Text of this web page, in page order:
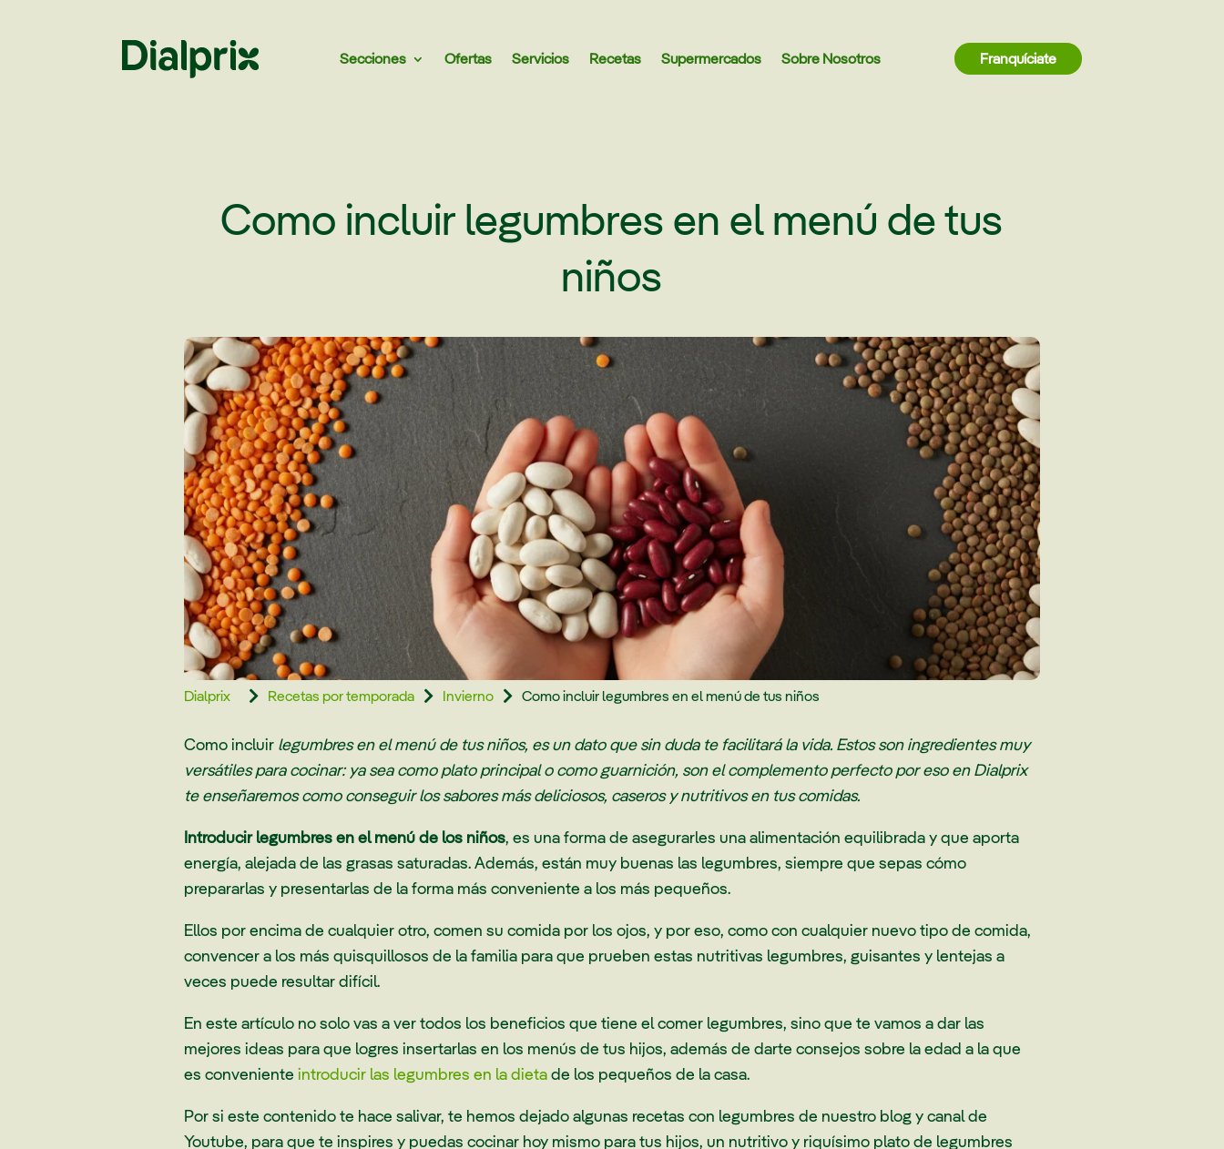
Secciones Ofertas Servicios Recetas Supermercados Sobre Nosotros Franquíciate
Como incluir legumbres en el menú de tus
niños
Dialprix  Recetas por temporada  Invierno  Como incluir legumbres en el menú de tus niños
Como incluir legumbres en el menú de tus niños, es un dato que sin duda te facilitará la vida. Estos son ingredientes muy
versátiles para cocinar: ya sea como plato principal o como guarnición, son el complemento perfecto por eso en Dialprix
te enseñaremos como conseguir los sabores más deliciosos, caseros y nutritivos en tus comidas.
Introducir legumbres en el menú de los niños, es una forma de asegurarles una alimentación equilibrada y que aporta
energía, alejada de las grasas saturadas. Además, están muy buenas las legumbres, siempre que sepas cómo
prepararlas y presentarlas de la forma más conveniente a los más pequeños.
Ellos por encima de cualquier otro, comen su comida por los ojos, y por eso, como con cualquier nuevo tipo de comida,
convencer a los más quisquillosos de la familia para que prueben estas nutritivas legumbres, guisantes y lentejas a
veces puede resultar difícil.
En este artículo no solo vas a ver todos los beneficios que tiene el comer legumbres, sino que te vamos a dar las
mejores ideas para que logres insertarlas en los menús de tus hijos, además de darte consejos sobre la edad a la que
es conveniente introducir las legumbres en la dietade los pequeños de la casa.
Por si este contenido te hace salivar, te hemos dejado algunas recetas con legumbres de nuestro blog y canal de
Youtube, para que te inspires y puedas cocinar hoy mismo para tus hijos, un nutritivo y riquísimo plato de legumbres